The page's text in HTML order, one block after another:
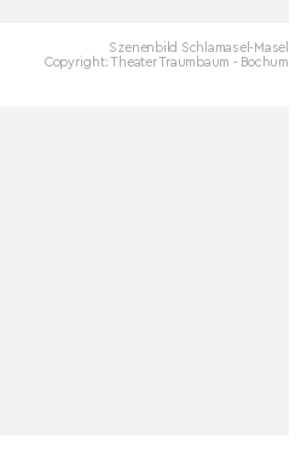
Szenenbild Schlamasel-Masel
Copyright: Theater Traumbaum - Bochum